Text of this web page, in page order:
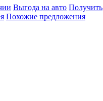
Выгода на авто Получить
Похожие предложения